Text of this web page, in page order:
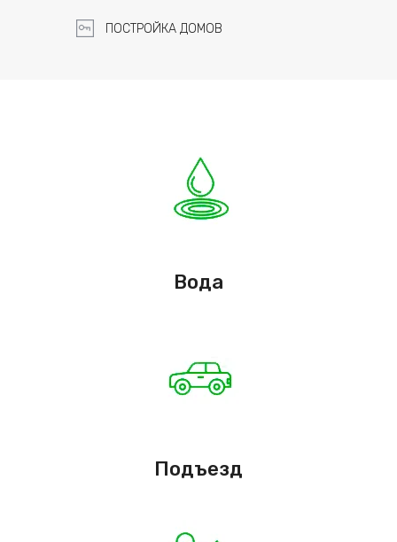
ПОСТРОЙКА ДОМОВ
Вода
Подъезд